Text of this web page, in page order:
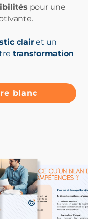
pour une
clair et un
transformation
blanc